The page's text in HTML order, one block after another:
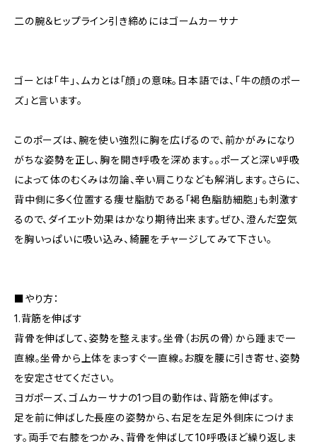
二の腕＆ヒップライン引き締めにはゴームカーサナ
ゴーとは「牛」、ムカとは「顔」の意味。日本語では、「牛の顔のポー
ズ」と言います。
このポーズは、腕を使い強烈に胸を広げるので、前かがみになり
がちな姿勢を正し、胸を開き呼吸を深めます。。ポーズと深い呼吸
によって体のむくみは勿論、辛い肩こりなども解消します。さらに、
背中側に多く位置する痩せ脂肪である「褐色脂肪細胞」も刺激す
るので、ダイエット効果はかなり期待出来ます。ぜひ、澄んだ空気
を胸いっぱいに吸い込み、綺麗をチャージしてみて下さい。
■やり方：
1.背筋を伸ばす
背骨を伸ばして、姿勢を整えます。坐骨（お尻の骨）から踵まで一
直線。坐骨から上体をまっすぐ一直線。お腹を腰に引き寄せ、姿勢
を安定させてください。
ヨガポーズ、ゴムカーサナの1つ目の動作は、背筋を伸ばす。
足を前に伸ばした長座の姿勢から、右足を左足外側床につけま
す。両手で右膝をつかみ、背骨を伸ばして10呼吸ほど繰り返しま